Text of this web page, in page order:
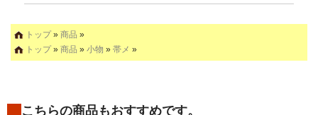
トップ» 商品 »
トップ» 商品 » 小物 » 帯メ »
こちらの商品もおすすめです。